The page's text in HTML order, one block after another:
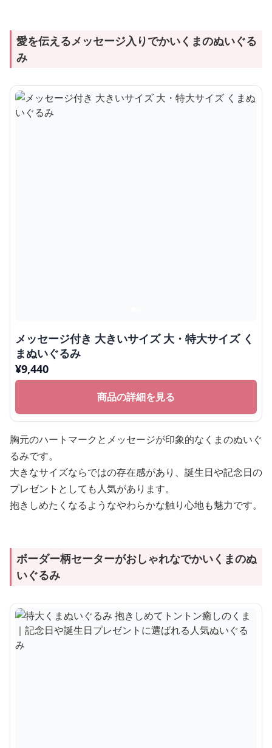
愛を伝えるメッセージ入りでかいくまのぬいぐる
み
メッセージ付き 大きいサイズ 大・特大サイズ く
まぬいぐるみ
¥9,440
商品の詳細を見る
胸元のハートマークとメッセージが印象的なくまのぬいぐ
るみです。
大きなサイズならではの存在感があり、誕生日や記念日の
プレゼントとしても人気があります。
抱きしめたくなるようなやわらかな触り心地も魅力です。
ボーダー柄セーターがおしゃれなでかいくまのぬ
いぐるみ